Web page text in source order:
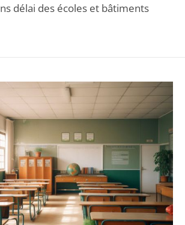
délai des écoles et bâtiments